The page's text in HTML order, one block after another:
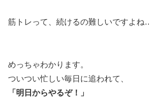
筋トレって、続けるの難しいですよね
めっちゃわかります。
ついつい忙しい毎日に追われて、
「明日からやるぞ！」